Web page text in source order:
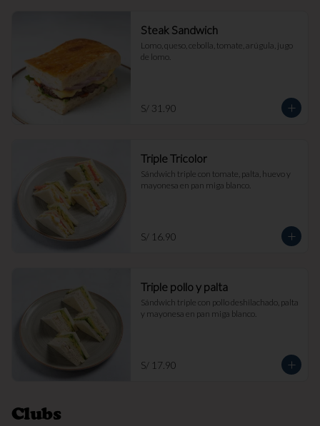
Steak Sandwich
Lomo, queso, cebolla, tomate, arúgula, jugo
de lomo.
S/ 31.90
Triple Tricolor
Sándwich triple con tomate, palta, huevo y
mayonesa en pan miga blanco.
S/ 16.90
Triple pollo y palta
Sándwich triple con pollo deshilachado, palta
y mayonesa en pan miga blanco.
S/ 17.90
Clubs